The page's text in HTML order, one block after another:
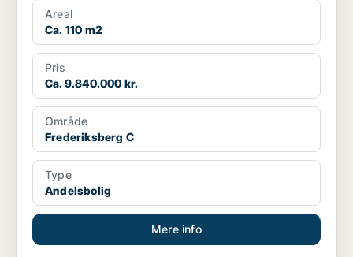
Areal
Ca. 110 m2
Pris
Ca. 9.840.000 kr.
Område
Frederiksberg C
Type
Andelsbolig
Mere info